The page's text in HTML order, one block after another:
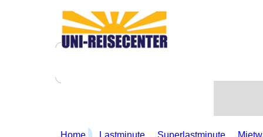
Home Lastminute Superlastminute